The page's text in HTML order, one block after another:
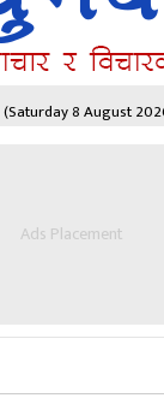
(Saturday 8 August
Ads Placement